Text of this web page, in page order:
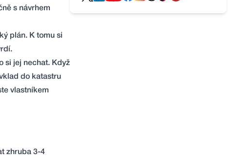
s návrhem
plán. K tomu si
si jej nechat. Když
do katastru
vlastníkem
zhruba 3-4